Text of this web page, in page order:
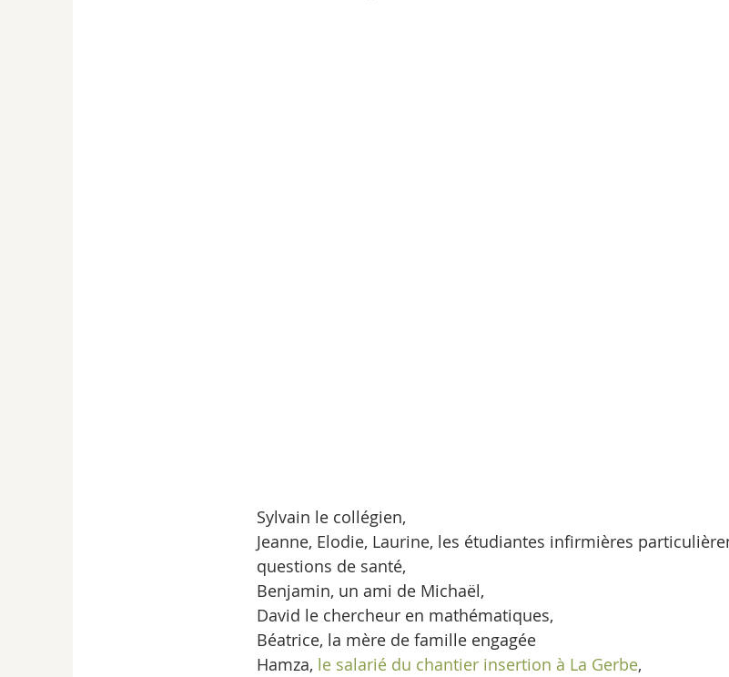
Sylvain le collégien,
Jeanne, Elodie, Laurine, les étudiantes infirmières
questions de santé,
Benjamin, un ami de Michaël,
David le chercheur en mathématiques,
Béatrice, la mère de famille engagée
Hamza, le salarié du chantier insertion à La Gerbe,